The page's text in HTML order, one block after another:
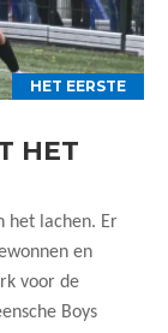
HET EERSTE
HET
het lachen. Er
en
voor de
Boys